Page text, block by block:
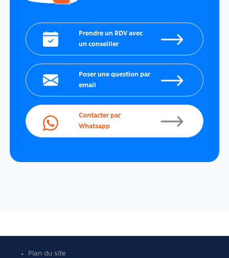
Prendre un RDV avec
un conseiller
Poser une question par
email
Contacter par
Whatsapp
Plan du site